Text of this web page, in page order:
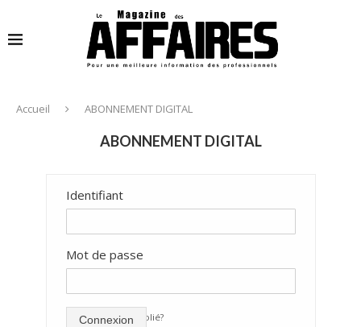
Accueil ABONNEMENT DIGITAL
ABONNEMENT DIGITAL
Identifiant
Mot de passe
mot de passe oublié?
Connexion